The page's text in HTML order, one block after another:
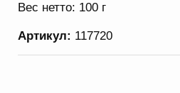
Вес нетто: 100 г
Артикул: 117720